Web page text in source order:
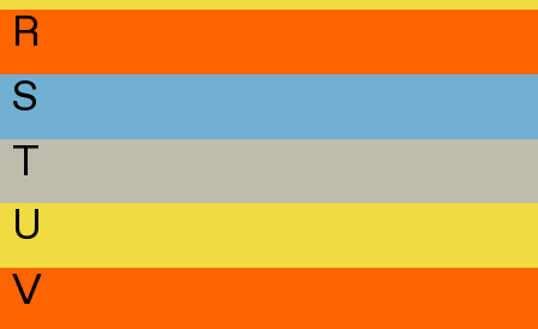
R
S
T
U
V